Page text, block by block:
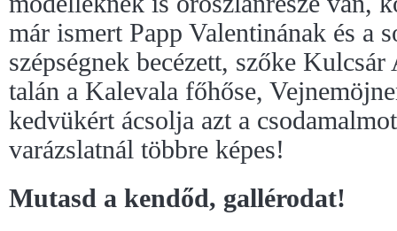
már ismert Papp Valentinának és a
szépségnek becézett, szőke
talán a Kalevala főhőse,
kedvükért ácsolja azt a
varázslatnál többre képes!
Mutasd a kendőd, gallérodat!